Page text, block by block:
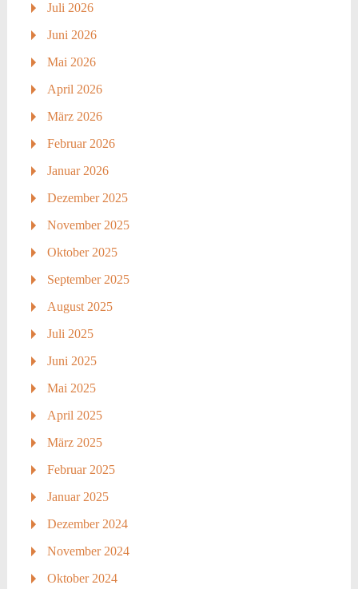
Juli 2026
Juni 2026
Mai 2026
April 2026
März 2026
Februar 2026
Januar 2026
Dezember 2025
November 2025
Oktober 2025
September 2025
August 2025
Juli 2025
Juni 2025
Mai 2025
April 2025
März 2025
Februar 2025
Januar 2025
Dezember 2024
November 2024
Oktober 2024